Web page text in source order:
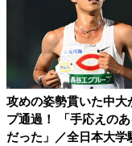
攻めの姿勢貫いた中大
プ通過！ 「手応えの
だった」／全日本大学